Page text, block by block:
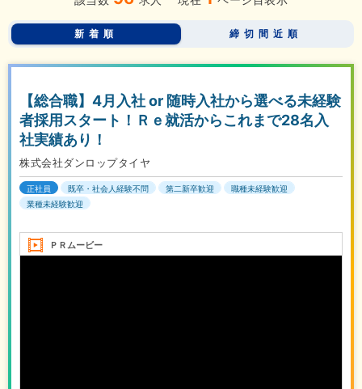
新着順 締切間近順
【総合職】4月入社 or 随時入社から選べる未経験
者採用スタート！Ｒｅ就活からこれまで28名入
社実績あり！
株式会社ダンロップタイヤ
正社員 既卒・社会人経験不問 第二新卒歓迎
職種未経験歓迎
業種未経験歓迎
ＰＲムービー